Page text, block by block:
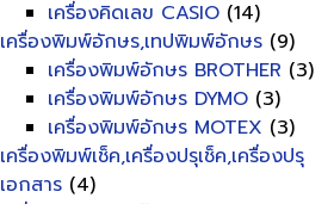
เครื่องคิดเลข CASIO (14)
เครื่องพิมพ์อักษร,เทปพิมพ์อักษร (9)
เครื่องพิมพ์อักษร BROTHER (3)
เครื่องพิมพ์อักษร DYMO (3)
เครื่องพิมพ์อักษร MOTEX (3)
เครื่องพิมพ์เช็ค,เครื่องปรุเช็ค,เครื่องปรุ
เอกสาร (4)